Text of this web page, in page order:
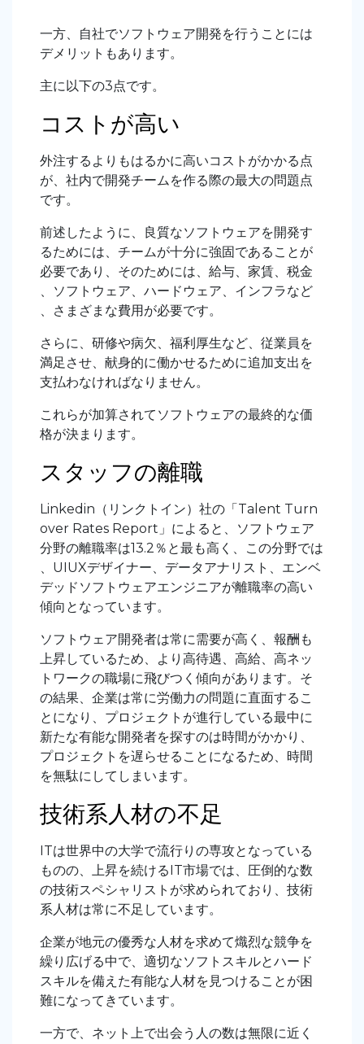
一方、自社でソフトウェア開発を行うことには
デメリットもあります。
主に以下の3点です。
コストが高い
外注するよりもはるかに高いコストがかかる点
が、社内で開発チームを作る際の最大の問題点
です。
前述したように、良質なソフトウェアを開発す
るためには、チームが十分に強固であることが
必要であり、そのためには、給与、家賃、税金
、ソフトウェア、ハードウェア、インフラなど
、さまざまな費用が必要です。
さらに、研修や病欠、福利厚生など、従業員を
満足させ、献身的に働かせるために追加支出を
支払わなければなりません。
これらが加算されてソフトウェアの最終的な価
格が決まります。
スタッフの離職
Linkedin（リンクトイン）社の「Talent Turn
over Rates Report」によると、ソフトウェア
分野の離職率は13.2％と最も高く、この分野では
、UIUXデザイナー、データアナリスト、エンベ
デッドソフトウェアエンジニアが離職率の高い
傾向となっています。
ソフトウェア開発者は常に需要が高く、報酬も
上昇しているため、より高待遇、高給、高ネッ
トワークの職場に飛びつく傾向があります。そ
の結果、企業は常に労働力の問題に直面するこ
とになり、プロジェクトが進行している最中に
新たな有能な開発者を探すのは時間がかかり、
プロジェクトを遅らせることになるため、時間
を無駄にしてしまいます。
技術系人材の不足
ITは世界中の大学で流行りの専攻となっている
ものの、上昇を続けるIT市場では、圧倒的な数
の技術スペシャリストが求められており、技術
系人材は常に不足しています。
企業が地元の優秀な人材を求めて熾烈な競争を
繰り広げる中で、適切なソフトスキルとハード
スキルを備えた有能な人材を見つけることが困
難になってきています。
一方で、ネット上で出会う人の数は無限に近く